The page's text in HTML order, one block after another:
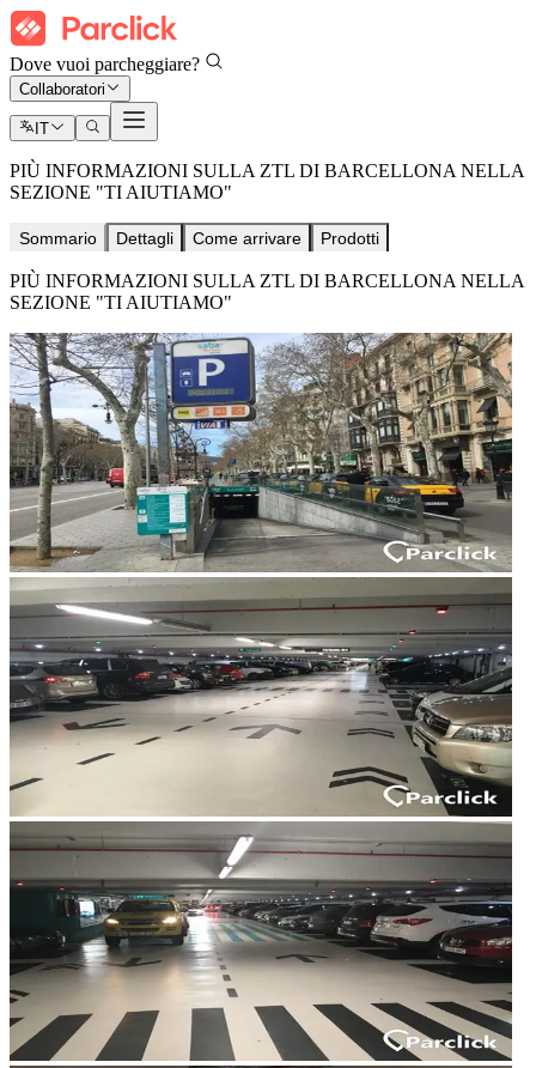
Dove vuoi parcheggiare?
Collaboratori
IT
PIÙ INFORMAZIONI SULLA ZTL DI BARCELLONA NELLA
SEZIONE "TI AIUTIAMO"
Sommario Dettagli Come arrivare Prodotti
PIÙ INFORMAZIONI SULLA ZTL DI BARCELLONA NELLA
SEZIONE "TI AIUTIAMO"